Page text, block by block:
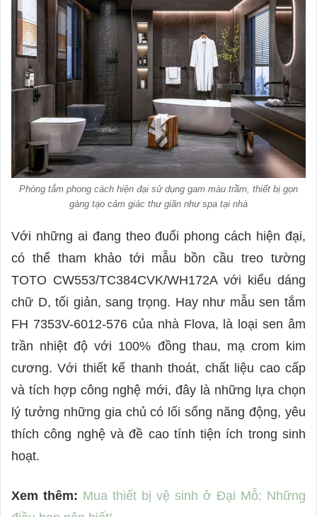
Phòng tắm phong cách hiện đại sử dụng gam màu trầm, thiết bị gọn
gàng tạo cảm giác thư giãn như spa tại nhà
Với những ai đang theo đuổi phong cách hiện đại,
có thể tham khảo tới mẫu bồn cầu treo tường
TOTO CW553/TC384CVK/WH172A với kiểu dáng
chữ D, tối giản, sang trọng. Hay như mẫu sen tắm
FH 7353V-6012-576 của nhà Flova, là loại sen âm
trần nhiệt độ với 100% đồng thau, mạ crom kim
cương. Với thiết kế thanh thoát, chất liệu cao cấp
và tích hợp công nghệ mới, đây là những lựa chọn
lý tưởng những gia chủ có lối sống năng động, yêu
thích công nghệ và đề cao tính tiện ích trong sinh
hoạt.
Xem thêm: Mua thiết bị vệ sinh ở Đại Mỗ: Những